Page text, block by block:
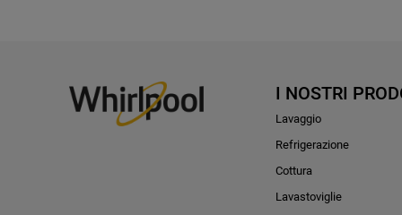
I NOSTRI
Lavaggio
Refrigerazione
Cottura
Lavastoviglie